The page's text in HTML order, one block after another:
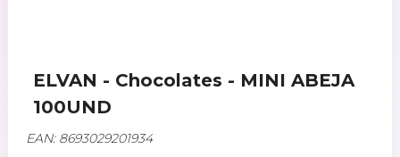
ELVAN - Chocolates - MINI ABEJA
100UND
EAN: 8693029201934